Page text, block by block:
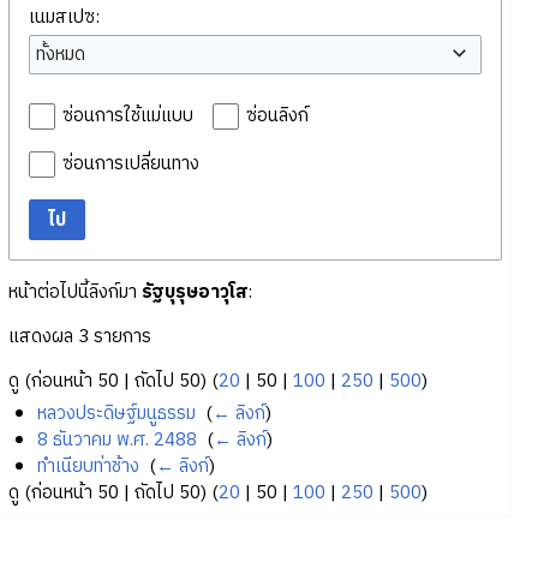
เนมสเปซ:
ทั้งหมด
ซ่อนการใช้แม่แบบ
ซ่อนลิงก์
ซ่อนการเปลี่ยนทาง
ไป
หน้าต่อไปนี้ลิงก์มา รัฐบุรุษอาวุโส:
แสดงผล 3 รายการ
ดู (ก่อนหน้า 50 | ถัดไป 50) (20 | 50 | 100 | 250 | 500)
หลวงประดิษฐ์มนูธรรม (← ลิงก์)
8 ธันวาคม พ.ศ. 2488 (← ลิงก์)
ทำเนียบท่าช้าง (← ลิงก์)
ดู (ก่อนหน้า 50 | ถัดไป 50) (20 | 50 | 100 | 250 | 500)